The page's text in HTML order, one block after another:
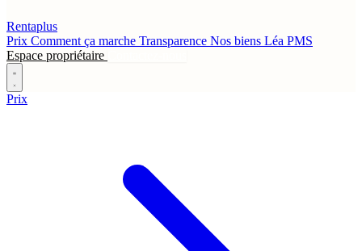
Rentaplus
Prix Comment ça marche Transparence Nos biens Léa PMS
Espace propriétaire
Prix